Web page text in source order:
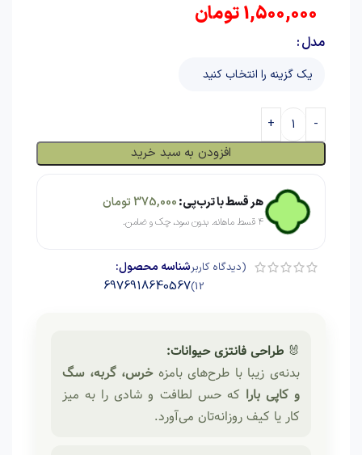
1,500,000تومان
مدل
افزودن به سبد خرید
هر قسط با ترب‌پی:375,000تومان
۴ قسط ماهانه. بدون سود، چک و ضامن.
(دیدگاه کاربر
12
)
شناسه محصول:
6976918640567
🐰 طراحی فانتزی حیوانات:
بدنه‌ی زیبا با طرح‌های بامزهخرس، گربه، سگ
و کاپی بارا که حس لطافت و شادی را به میز
کار یا کیف روزانه‌تان می‌آورد.